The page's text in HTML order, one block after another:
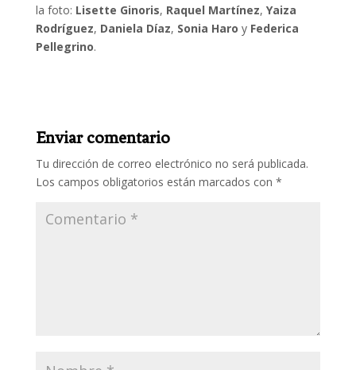
la foto: Lisette Ginoris, Raquel Martínez, Yaiza
Rodríguez, Daniela Díaz, Sonia Haro y Federica
Pellegrino.
Enviar comentario
Tu dirección de correo electrónico no será publicada.
Los campos obligatorios están marcados con *